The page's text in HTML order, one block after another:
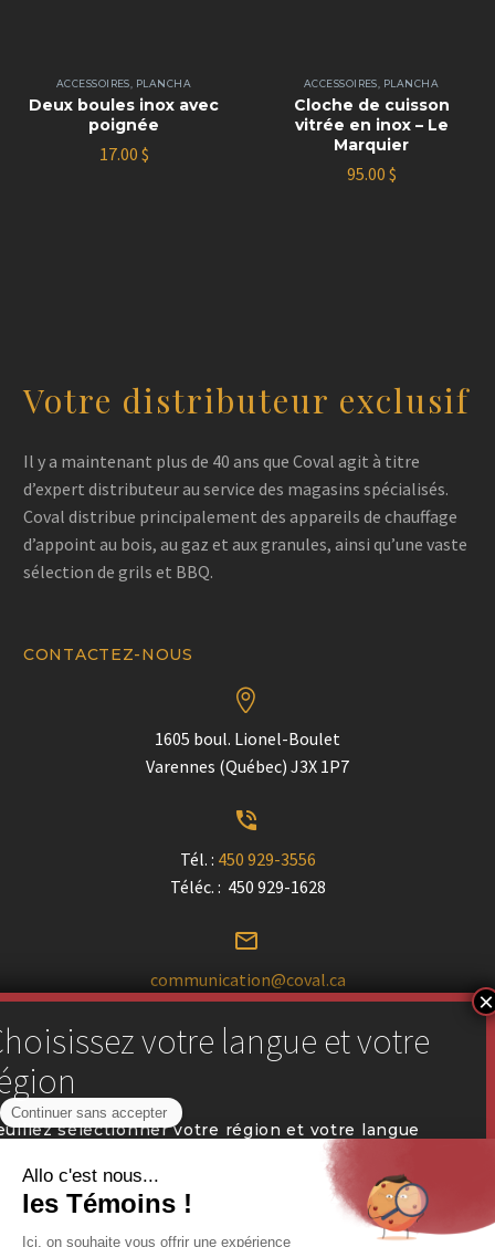
ACCESSOIRES PLANCHA
Deux boules inox avec
poignée
17.00 $
ACCESSOIRES PLANCHA
Cloche de cuisson
vitrée en inox – Le
Marquier
95.00 $
Votre distributeur exclusif
Il y a maintenant plus de 40 ans que Coval agit à titre
d’expert distributeur au service des magasins spécialisés.
Coval distribue principalement des appareils de chauffage
d’appoint au bois, au gaz et aux granules, ainsi qu’une vaste
sélection de grils et BBQ.
CONTACTEZ-NOUS


1605 boul. Lionel-Boulet
Varennes (Québec) J3X 1P7


Tél. : 450 929-3556
Téléc. : 450 929-1628


communication@coval.ca
Trouver un détaillant près de chez vous
Portail des détaillants
sélectionner votre région et votre langue
pour naviguer sur notre site web.